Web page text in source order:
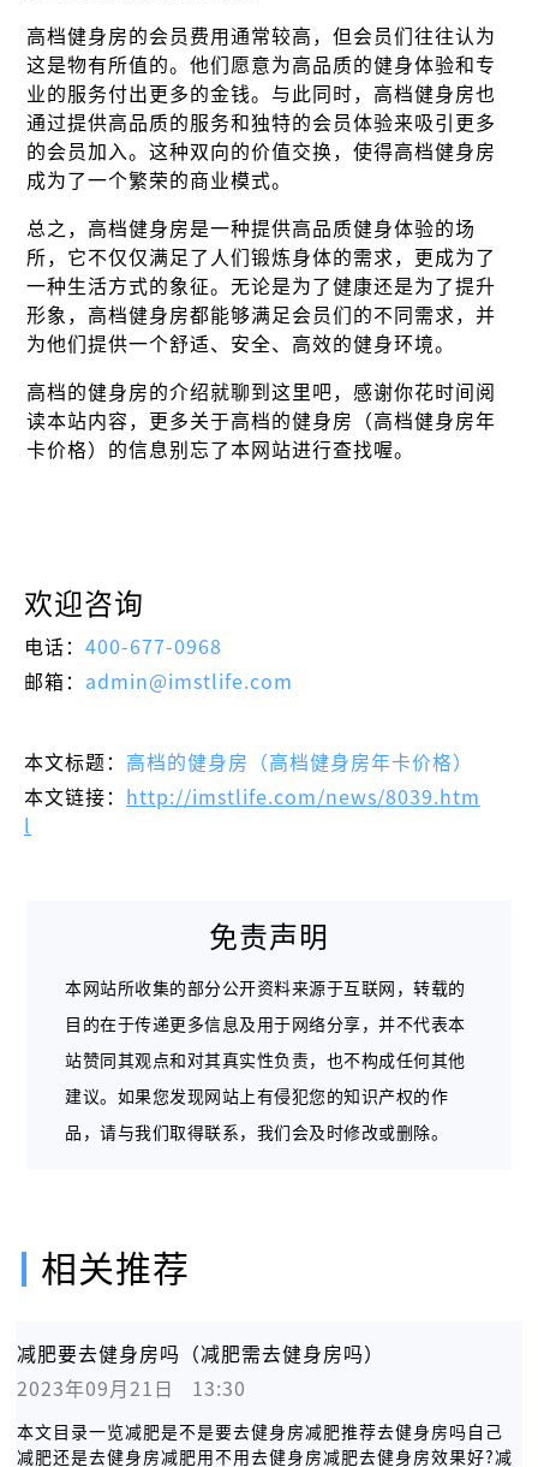
高档健身房的会员费用通常较高，但会员们往往认为
这是物有所值的。他们愿意为高品质的健身体验和专
业的服务付出更多的金钱。与此同时，高档健身房也
通过提供高品质的服务和独特的会员体验来吸引更多
的会员加入。这种双向的价值交换，使得高档健身房
成为了一个繁荣的商业模式。
总之，高档健身房是一种提供高品质健身体验的场
所，它不仅仅满足了人们锻炼身体的需求，更成为了
一种生活方式的象征。无论是为了健康还是为了提升
形象，高档健身房都能够满足会员们的不同需求，并
为他们提供一个舒适、安全、高效的健身环境。
高档的健身房的介绍就聊到这里吧，感谢你花时间阅
读本站内容，更多关于高档的健身房（高档健身房年
卡价格）的信息别忘了本网站进行查找喔。
欢迎咨询
电话： 400-677-0968
邮箱： admin@imstlife.com
本文标题： 高档的健身房（高档健身房年卡价格）
本文链接：
http://imstlife.com/news/8039.htm
免责声明
本网站所收集的部分公开资料来源于互联网，转载的
目的在于传递更多信息及用于网络分享，并不代表本
站赞同其观点和对其真实性负责，也不构成任何其他
建议。如果您发现网站上有侵犯您的知识产权的作
品，请与我们取得联系，我们会及时修改或删除。
相关推荐
减肥要去健身房吗（减肥需去健身房吗）
2023年09月21日   13:30
本文目录一览减肥是不是要去健身房减肥推荐去健身房吗自己
减肥还是去健身房减肥用不用去健身房减肥去健身房效果好?减